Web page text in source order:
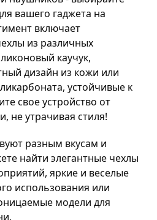
вашего гаджета на
включает
из различных
каучук,
дизайн из кожи или
устойчивые к
свое устройство от
не утрачивая стиля!
разным вкусам и
найти элегантные чехлы
яркие и веселые
использования или
модели для